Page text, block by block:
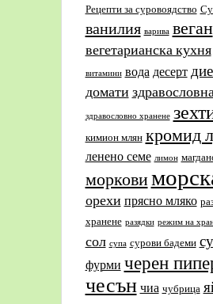
Рецепти за суровоядство
ванилия варива веган
вегетарианска кухня
витамини вода десерт
домати
здравословно хранене
кимион млян кромид
ленено семе лимон
моркови
орехи прясно мляко
хранене разядки режим на
сол супа сурови бадеми
фурми черен
чесън чиа чубрица